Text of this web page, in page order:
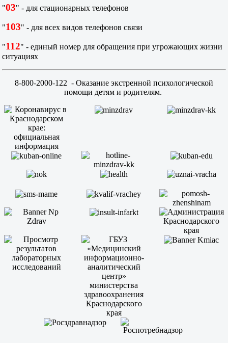
"03" - для стационарных телефонов
"103" - для всех видов телефонов связи
"112" - единый номер для обращения при угрожающих жизни
ситуациях
8-800-2000-122 - Оказание экстренной психологической
помощи детям и родителям.